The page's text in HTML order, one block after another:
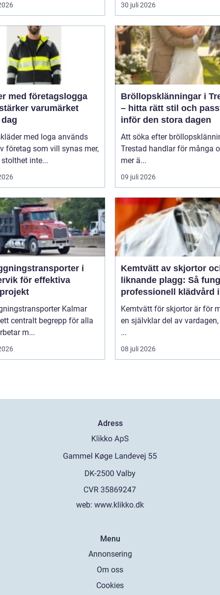
30 juli 2026
med företagslogga
varumärket
med loga används
företag som vill synas mer,
inte...
Bröllopsklänningar i
– hitta rätt stil och
inför den stora dagen
Att söka efter
Trestad handlar för många
mer ä...
09 juli 2026
i
för effektiva
Kalmar
centralt begrepp för alla
m...
Kemtvätt av skjortor
liknande plagg: Så
professionell klädvård i
praktiken
Kemtvätt för skjortor är för
en självklar del av
...
08 juli 2026
Adress
web: www.klikko.dk
Menu
Annonsering
Om oss
Cookies